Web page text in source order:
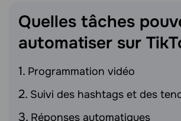
Quelles tâches
automatiser sur
Programmation vidéo
Suivi des hashtags et des
Réponses automatiques